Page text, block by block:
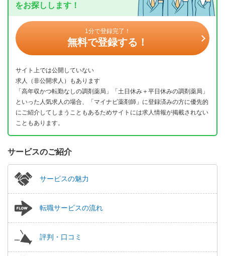
をお探しします！
1分で登録完了！
無料で登録する！
サイト上では公開していない
求人（非公開求人）もあります
「高年収かつ転勤なしの調剤薬局」「土日休み＋平日休みの調剤薬局」
といった人気求人の場合、「マイナビ薬剤師」に登録済みの方に優先的
にご紹介してしまうこともあるためサイトには求人情報が掲載されない
こともあります。
サービスのご紹介
サービスの魅力
転職サービスの流れ
評判・口コミ